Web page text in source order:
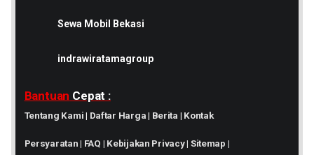
Sewa Mobil Bekasi
indrawiratamagroup
Bantuan Cepat :
Tentang Kami | Daftar Harga | Berita | Kontak
Persyaratan | FAQ | Kebijakan Privacy| Sitemap |